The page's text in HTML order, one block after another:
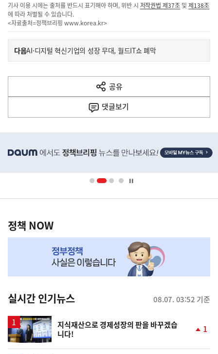
기사 이용 시에는 출처를 반드시 표기해야 하며, 위반 시 저작권법 제37조 및제138조
에 따라 처벌될 수 있습니다.
<자료출처=정책브리핑 www.korea.kr>
이
전
다
음
다음기
AI·디지털 혁신기업의 성장 무대, 월드IT쇼 폐막
공유
열
기
댓글보기
단
배
영
책
NOW,
뉴
스
정책 NOW
실시간 인기뉴스 08.07. 03:52 기준
지식재산으로 경제성장의 판을 바꾸겠습
니다!
계
1